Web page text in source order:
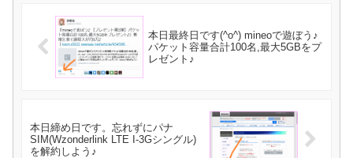
本日最終日です(^o^) mineoで遊ぼう♪
パケット容量合計100名,最大5GBをプ
レゼント♪
本日締め日です。忘れずにパナ
SIM(Wzonderlink LTE I-3Gシングル)
を解約しよう♪